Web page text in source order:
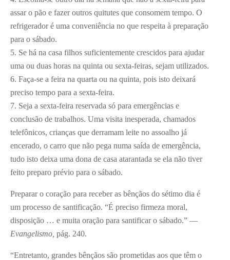
assar o pão e fazer outros quitutes que consomem tempo. O
refrigerador é uma conveniência no que respeita à preparação
para o sábado.
5. Se há na casa filhos suficientemente crescidos para ajudar
uma ou duas horas na quinta ou sexta-feiras, sejam utilizados.
6. Faça-se a feira na quarta ou na quinta, pois isto deixará
preciso tempo para a sexta-feira.
7. Seja a sexta-feira reservada só para emergências e
conclusão de trabalhos. Uma visita inesperada, chamados
telefônicos, crianças que derramam leite no assoalho já
encerado, o carro que não pega numa saída de emergência,
tudo isto deixa uma dona de casa atarantada se ela não tiver
feito preparo prévio para o sábado.
Preparar o coração para receber as bênçãos do sétimo dia é
um processo de santificação. “É preciso firmeza moral,
disposição … e muita oração para santificar o sábado.” —
Evangelismo, pág. 240.
“Entretanto, grandes bênçãos são prometidas aos que têm o